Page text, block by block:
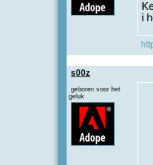
i
s00z
geboren voor het
geluk